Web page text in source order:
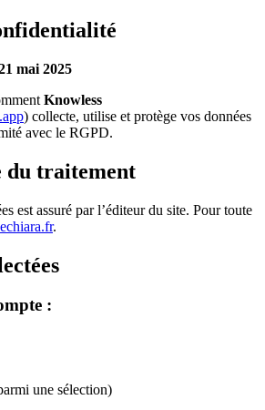
mai 2025
Knowless
) collecte, utilise et protège vos données
avec le RGPD.
du traitement
est assuré par l’éditeur du site. Pour toute
.
:
une sélection)